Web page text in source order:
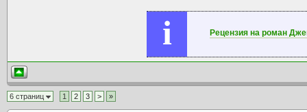
i Рецензия на роман
6 страниц 1 2 3 > »